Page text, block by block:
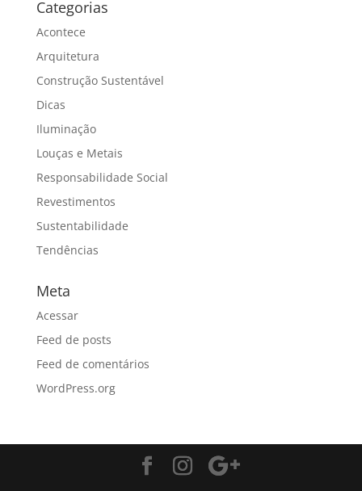
Categorias
Acontece
Arquitetura
Construção Sustentável
Dicas
Iluminação
Louças e Metais
Responsabilidade Social
Revestimentos
Sustentabilidade
Tendências
Meta
Acessar
Feed de posts
Feed de comentários
WordPress.org